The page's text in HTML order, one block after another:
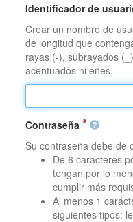
Identificador de
Crear un nombre de
de longitud que
rayas (-), subrayados
acentuados ni eñes.
Contraseña
Su contraseña debe de
De 6 caracteres
tengan por lo
cumplir más
Al menos 1
siguientes tipos: